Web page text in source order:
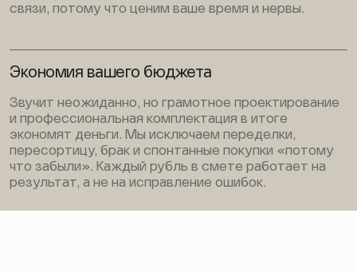
связи, потому что ценим ваше время и нервы.
Экономия вашего бюджета
Звучит неожиданно, но грамотное проектирование
и профессиональная комплектация в итоге
экономят деньги. Мы исключаем переделки,
пересортицу, брак и спонтанные покупки «потому
что забыли». Каждый рубль в смете работает на
результат, а не на исправление ошибок.